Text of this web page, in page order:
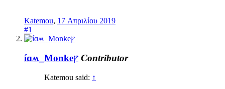
Katemou, 17 Απριλίου 2019
#1
íɑʍ_Monkeץ Contributor
Katemou said: ↑